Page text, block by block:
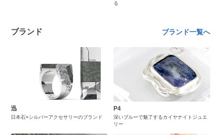
る
ブランド ブランド一覧へ
迅
日本石×シルバーアクセサリーのブランド
P4
深いブルーで魅了するカイヤナイトジュエ
リー